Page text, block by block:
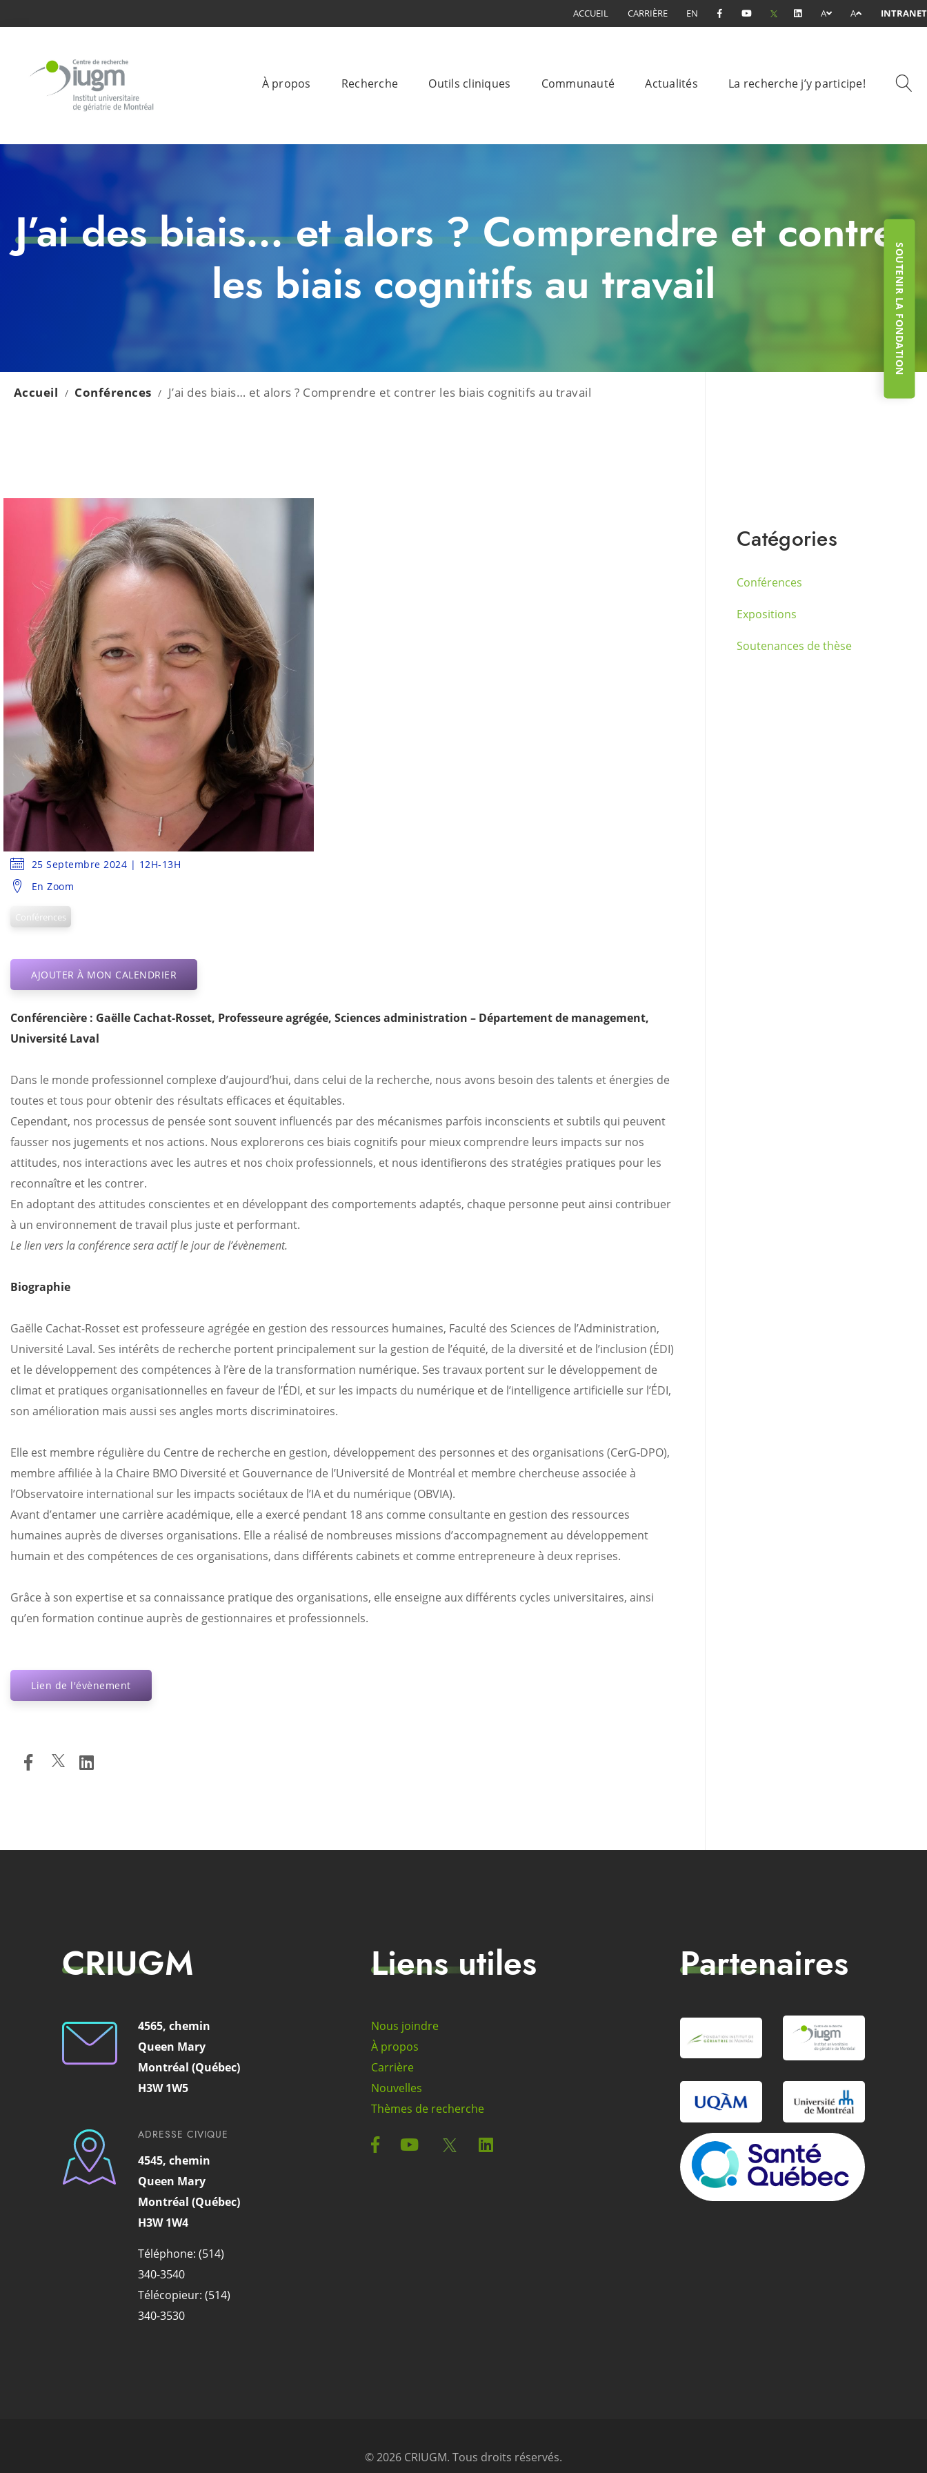
SOUTENIR LA FONDATION
ACCUEIL CARRIÈRE EN A A INTRANET
À propos Recherche Outils cliniques Communauté Actualités La recherche j’y participe!
J’ai des biais… et alors ? Comprendre et contrer
les biais cognitifs au travail
Accueil / Conférences / J’ai des biais… et alors ? Comprendre et contrer les biais cognitifs au travail
25 Septembre 2024 | 12H-13H
En Zoom
Conférences
AJOUTER À MON CALENDRIER
Conférencière : Gaëlle Cachat-Rosset, Professeure agrégée, Sciences administration – Département de management,
Université Laval
Dans le monde professionnel complexe d’aujourd’hui, dans celui de la recherche, nous avons besoin des talents et énergies de
toutes et tous pour obtenir des résultats efficaces et équitables.
Cependant, nos processus de pensée sont souvent influencés par des mécanismes parfois inconscients et subtils qui peuvent
fausser nos jugements et nos actions. Nous explorerons ces biais cognitifs pour mieux comprendre leurs impacts sur nos
attitudes, nos interactions avec les autres et nos choix professionnels, et nous identifierons des stratégies pratiques pour les
reconnaître et les contrer.
En adoptant des attitudes conscientes et en développant des comportements adaptés, chaque personne peut ainsi contribuer
à un environnement de travail plus juste et performant.
Le lien vers la conférence sera actif le jour de l’évènement.
Biographie
Gaëlle Cachat-Rosset est professeure agrégée en gestion des ressources humaines, Faculté des Sciences de l’Administration,
Université Laval. Ses intérêts de recherche portent principalement sur la gestion de l’équité, de la diversité et de l’inclusion (ÉDI)
et le développement des compétences à l’ère de la transformation numérique. Ses travaux portent sur le développement de
climat et pratiques organisationnelles en faveur de l’ÉDI, et sur les impacts du numérique et de l’intelligence artificielle sur l’ÉDI,
son amélioration mais aussi ses angles morts discriminatoires.
Elle est membre régulière du Centre de recherche en gestion, développement des personnes et des organisations (CerG-DPO),
membre affiliée à la Chaire BMO Diversité et Gouvernance de l’Université de Montréal et membre chercheuse associée à
l’Observatoire international sur les impacts sociétaux de l’IA et du numérique (OBVIA).
Avant d’entamer une carrière académique, elle a exercé pendant 18 ans comme consultante en gestion des ressources
humaines auprès de diverses organisations. Elle a réalisé de nombreuses missions d’accompagnement au développement
humain et des compétences de ces organisations, dans différents cabinets et comme entrepreneure à deux reprises.
Grâce à son expertise et sa connaissance pratique des organisations, elle enseigne aux différents cycles universitaires, ainsi
qu’en formation continue auprès de gestionnaires et professionnels.
Lien de l'évènement
Catégories
Conférences
Expositions
Soutenances de thèse
CRIUGM
4565, chemin
Queen Mary
Montréal (Québec)
H3W 1W5
ADRESSE CIVIQUE
4545, chemin
Queen Mary
Montréal (Québec)
H3W 1W4
Téléphone: (514)
340-3540
Télécopieur: (514)
340-3530
Liens utiles
Nous joindre
À propos
Carrière
Nouvelles
Thèmes de recherche
Partenaires
© 2026 CRIUGM. Tous droits réservés.